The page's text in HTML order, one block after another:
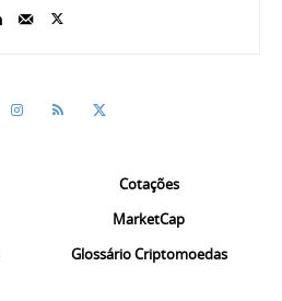
Cotações
MarketCap
Glossário Criptomoedas